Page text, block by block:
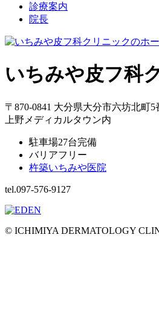
診療案内
院長
いちみや皮フ科
〒870-0841 大分県大分市六坊北町5
上野メディカルタウン内
駐車場27台完備
バリアフリー
杵築いちみや医院
tel.097-576-9127
© ICHIMIYA DERMATOLOGY